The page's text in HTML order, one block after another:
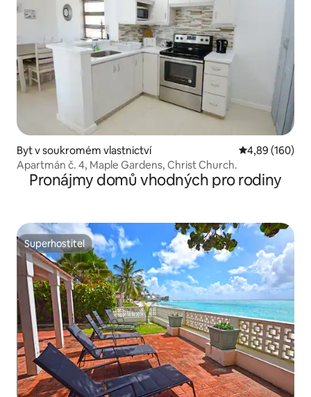
Byt v soukromém vlastnictví Průměrné
4,89 (160)
Apartmán č. 4, Maple Gardens, Christ Church.
Pronájmy domů vhodných pro rodiny
Superhostitel
Superhostitel